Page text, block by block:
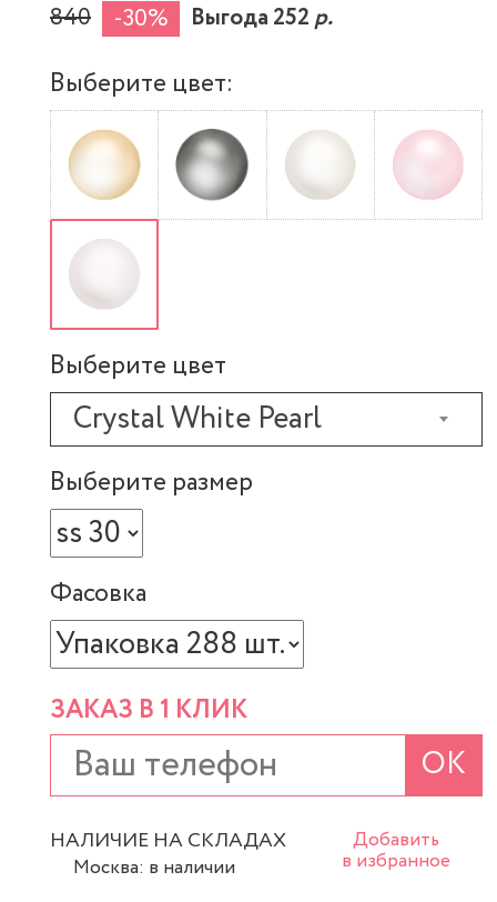
840 -30% Выгода 252р.
Выберите цвет:
Выберите цвет
Crystal White Pearl
Выберите размер
Фасовка
ЗАКАЗ В 1 КЛИК
ОК
НАЛИЧИЕ НА СКЛАДАХ
Москва: в наличии
Добавить
в избранное